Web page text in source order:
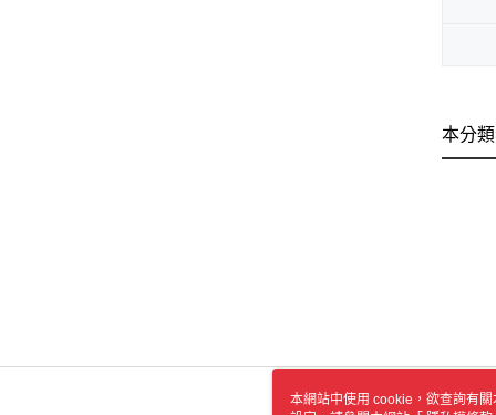
本分
本網站中使用 cookie，欲查詢有